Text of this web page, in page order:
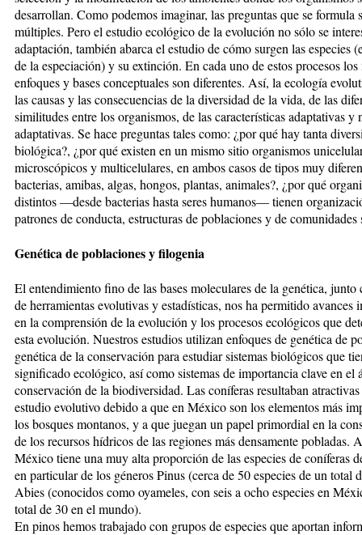
desarrollan. Como podemos imaginar, las preguntas que se formula
múltiples. Pero el estudio ecológico de la evolución no sólo se
adaptación, también abarca el estudio de cómo surgen las especies
de la especiación) y su extinción. En cada uno de estos procesos los
enfoques y bases conceptuales son diferentes. Así, la ecología
las causas y las consecuencias de la diversidad de la vida, de las
similitudes entre los organismos, de las características adaptativas y
adaptativas. Se hace preguntas tales como: ¿por qué hay tanta
biológica?, ¿por qué existen en un mismo sitio organismos
microscópicos y multicelulares, en ambos casos de tipos muy
bacterias, amibas, algas, hongos, plantas, animales?, ¿por qué
distintos —desde bacterias hasta seres humanos— tienen
patrones de conducta, estructuras de poblaciones y de comunidades
Genética de poblaciones y filogenia
El entendimiento fino de las bases moleculares de la genética, junto
de herramientas evolutivas y estadísticas, nos ha permitido avances
en la comprensión de la evolución y los procesos ecológicos que
esta evolución. Nuestros estudios utilizan enfoques de genética de
genética de la conservación para estudiar sistemas biológicos que
significado ecológico, así como sistemas de importancia clave en el
conservación de la biodiversidad. Las coníferas resultaban
estudio evolutivo debido a que en México son los elementos más
los bosques montanos, y a que juegan un papel primordial en la
de los recursos hídricos de las regiones más densamente pobladas.
México tiene una muy alta proporción de las especies de coníferas
en particular de los géneros Pinus (cerca de 50 especies de un total
Abies (conocidos como oyameles, con seis a ocho especies en
total de 30 en el mundo).
En pinos hemos trabajado con grupos de especies que aportan